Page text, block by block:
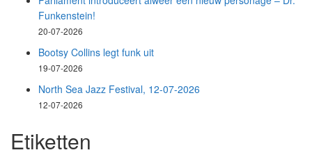
Funkenstein!
20-07-2026
Bootsy Collins legt funk uit
19-07-2026
North Sea Jazz Festival, 12-07-2026
12-07-2026
Etiketten